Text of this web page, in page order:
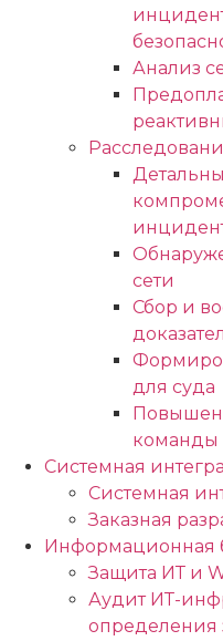
Анализ
сети
Сбор и
для суда
команды
Системная
Системная
Заказная
Информационная
Защита ИТ и
Аудит ИТ-
определения